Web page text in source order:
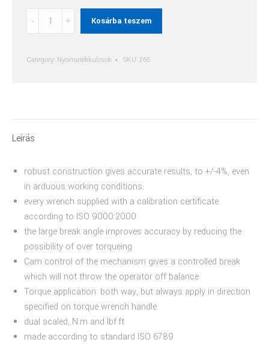
Nyomatékkulcs
Kosárba teszem
Category: Nyomatékkulcsok SKU:265
Leírás
robust construction gives accurate results, to +/-4%, even
in arduous working conditions.
every wrench supplied with a calibration certificate
according to ISO 9000:2000
the large break angle improves accuracy by reducing the
possibility of over torqueing
Cam control of the mechanism gives a controlled break
which will not throw the operator off balance
Torque application: both way, but always apply in direction
specified on torque wrench handle
dual scaled, N.m and lbf.ft
made according to standard ISO 6789